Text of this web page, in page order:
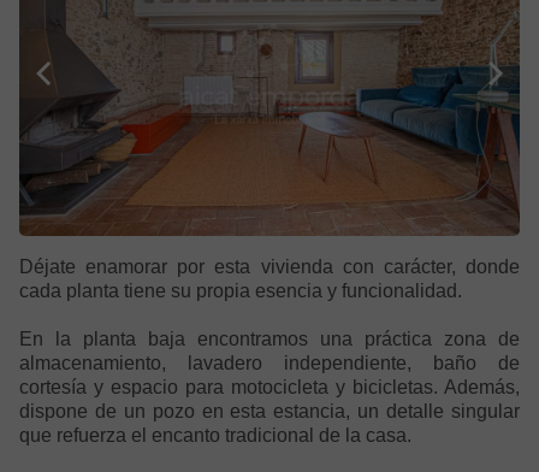
Déjate enamorar por esta vivienda con carácter, donde
cada planta tiene su propia esencia y funcionalidad.
En la planta baja encontramos una práctica zona de
almacenamiento, lavadero independiente, baño de
cortesía y espacio para motocicleta y bicicletas. Además,
dispone de un pozo en esta estancia, un detalle singular
que refuerza el encanto tradicional de la casa.